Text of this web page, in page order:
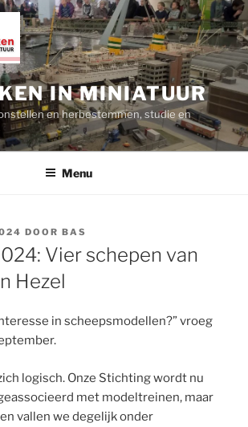
IN MINIATUUR
en herbestemmen, studie en
Menu
DOOR BAS
Vier schepen van
Hezel
in scheepsmodellen?” vroeg
logisch. Onze Stichting wordt nu
met modeltreinen, maar
vallen we degelijk onder